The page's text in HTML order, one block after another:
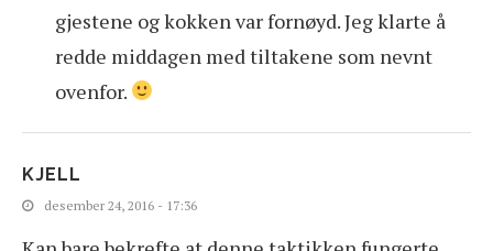
gjestene og kokken var fornøyd. Jeg klarte å
redde middagen med tiltakene som nevnt
ovenfor.
KJELL
desember 24, 2016 - 17:36